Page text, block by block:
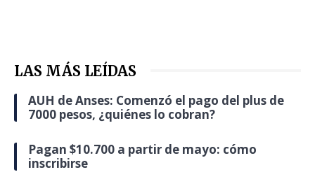
LAS MÁS LEÍDAS
AUH de Anses: Comenzó el pago del plus de
7000 pesos, ¿quiénes lo cobran?
Pagan $10.700 a partir de mayo: cómo
inscribirse